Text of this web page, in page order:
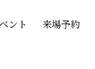
ント 来場予約